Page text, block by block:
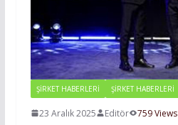
ŞİRKET HABERLERİ ŞIRKET HABERLERI
23 Aralık 2025 Editör 759 Views